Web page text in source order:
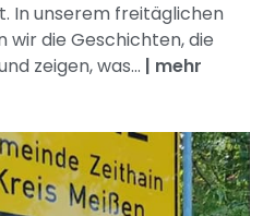
In unserem freitäglichen
wir die Geschichten, die
zeigen, was... | mehr